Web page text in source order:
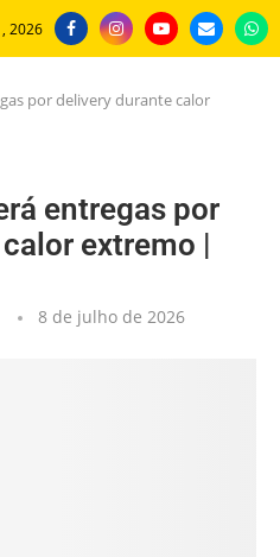
2026
por delivery durante calor
entregas por
extremo |
8 de julho de 2026